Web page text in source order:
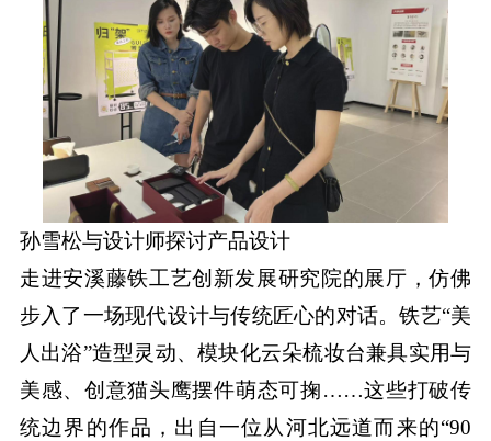
孙雪松与设计师探讨产品设计
走进安溪藤铁工艺创新发展研究院的展厅，仿佛
步入了一场现代设计与传统匠心的对话。铁艺“美
人出浴”造型灵动、模块化云朵梳妆台兼具实用与
美感、创意猫头鹰摆件萌态可掬……这些打破传
统边界的作品，出自一位从河北远道而来的“90